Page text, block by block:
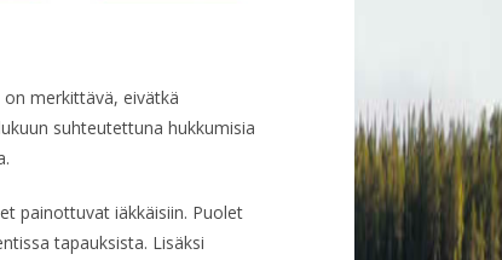
merkittävä, eivätkä
suhteutettuna hukkumisia
painottuvat iäkkäisiin. Puolet
tapauksista. Lisäksi